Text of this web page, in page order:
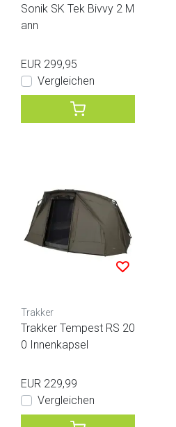
Sonik SK Tek Bivvy 2 M
ann
EUR 299,95
Vergleichen
Trakker
Trakker Tempest RS 20
0 Innenkapsel
EUR 229,99
Vergleichen